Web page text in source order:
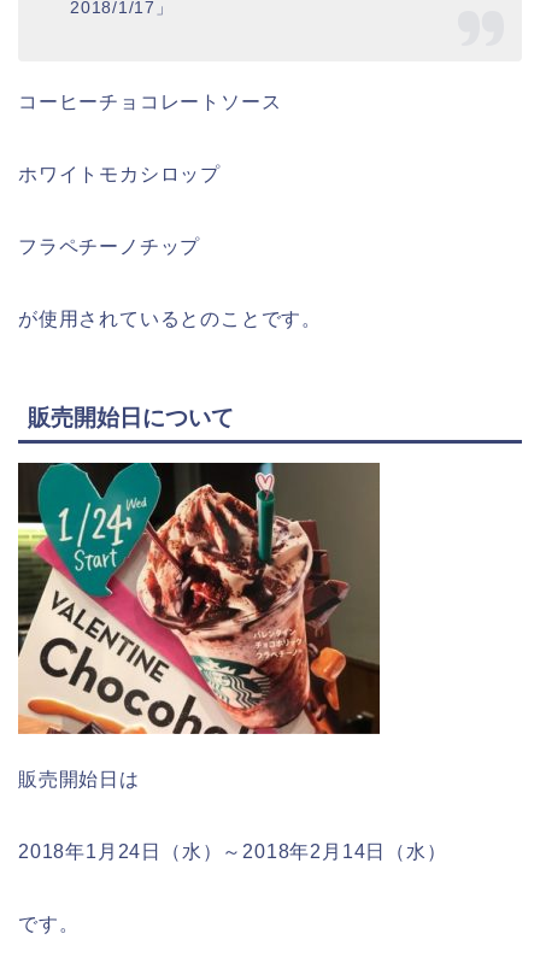
2018/1/17」
コーヒーチョコレートソース
ホワイトモカシロップ
フラペチーノチップ
が使用されているとのことです。
販売開始日について
販売開始日は
2018年1月24日（水）～2018年2月14日（水）
です。